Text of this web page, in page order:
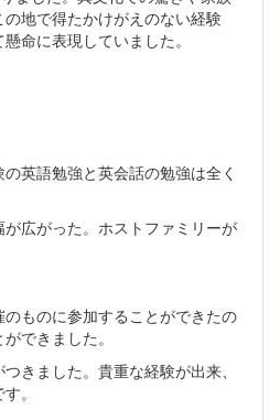
地で得たかけがえのない経験
命に表現していました。
英語勉強と英会話の勉強は全く
が広がった。ホストファミリーが
のものに参加することができたの
できました。
きました。貴重な経験が出来、
。